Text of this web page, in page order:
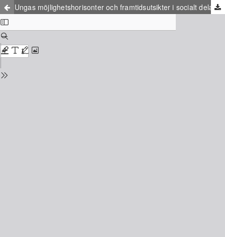
Ungas möjlighetshorisonter och framtidsutsikter i socialt delade landsbygdssamhällen